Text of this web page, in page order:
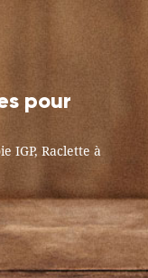
pour
IGP, Raclette à